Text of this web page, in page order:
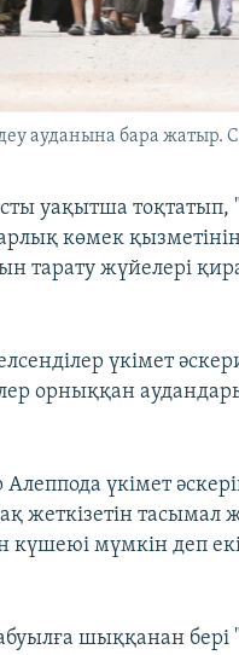
ауданына бара жатыр.
уақытша тоқтатып,
көмек қызметінің
тарату жүйелері
үкімет
орныққан
үкімет
жеткізетін тасымал
күшеюі мүмкін деп
шыққанан